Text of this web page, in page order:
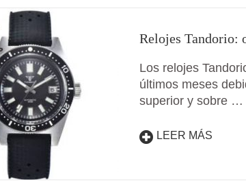
Relojes Tandorio:
Los relojes
últimos meses
superior y sobre …
LEER MÁS